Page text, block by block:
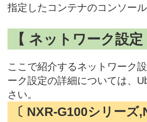
指定したコンテナのコンソール
【 ネットワーク設定
ここで紹介するネットワーク
ーク設定の詳細については、
さい。
〔 NXR-G100シリー